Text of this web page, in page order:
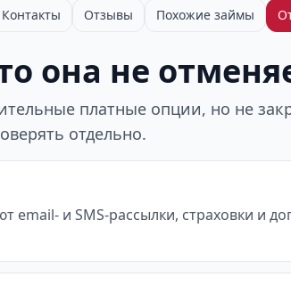
Контакты Отзывы Похожие займы
она не
платные опции, но не
отдельно.
email- и SMS-рассылки, страховки и